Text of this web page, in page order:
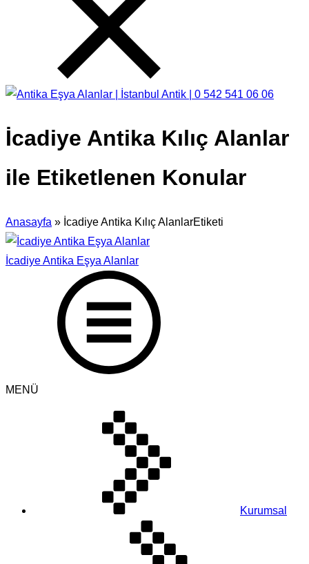
İcadiye Antika Kılıç Alanlar
ile Etiketlenen Konular
Anasayfa » İcadiye Antika Kılıç AlanlarEtiketi
İcadiye Antika Eşya Alanlar
MENÜ
Kurumsal